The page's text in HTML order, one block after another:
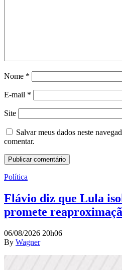
Nome *
E-mail *
Site
Salvar meus dados neste
comentar.
Política
Flávio diz que Lula
promete
06/08/2026 20h06
By Wagner